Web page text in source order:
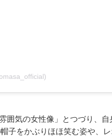
囲気の女性像」とつづり、自
子をかぶりほほ笑む姿や、